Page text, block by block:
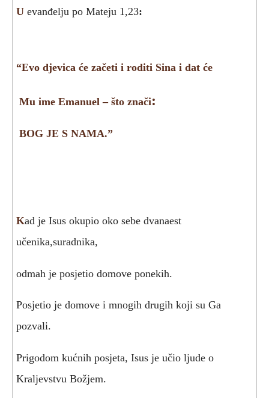
U evanđelju po Mateju 1,23:
“Evo djevica će začeti i roditi Sina i dat će
Mu ime Emanuel – što znači:
BOG JE S NAMA.”
Kad je Isus okupio oko sebe dvanaest
učenika,suradnika,
odmah je posjetio domove ponekih.
Posjetio je domove i mnogih drugih koji su Ga
pozvali.
Prigodom kućnih posjeta, Isus je učio ljude o
Kraljevstvu Božjem.